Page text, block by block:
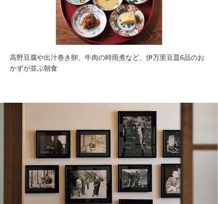
高野豆腐や出汁巻き卵、牛肉の時雨煮など、伊万里豆皿6品のお
かずが並ぶ朝食